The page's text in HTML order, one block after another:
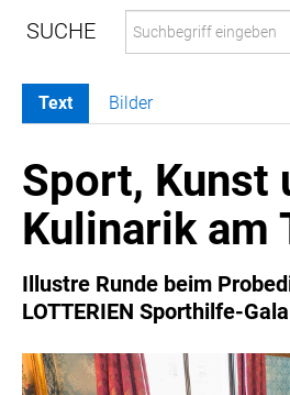
MELDUNGEN
COCA-COLA
COCA-COLA HBC ÖSTERREICH
RÖMERQUELLE
ÖSTERREICHISCHE SPORTHILFE
KESCH
SPORTS MEDIA AUSTRIA
Text Bilder
Sport, Kunst
Kulinarik am
Illustre Runde beim
LOTTERIEN Sporthilfe-Gala